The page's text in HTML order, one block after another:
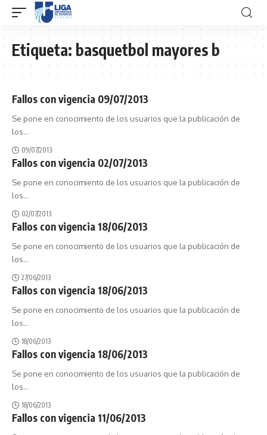
Etiqueta:basquetbol mayores b
Fallos con vigencia 09/07/2013
Se pone en conocimiento de los usuarios que la publicación de
los…
09/07/2013
Fallos con vigencia 02/07/2013
Se pone en conocimiento de los usuarios que la publicación de
los…
02/07/2013
Fallos con vigencia 18/06/2013
Se pone en conocimiento de los usuarios que la publicación de
los…
27/06/2013
Fallos con vigencia 18/06/2013
Se pone en conocimiento de los usuarios que la publicación de
los…
18/06/2013
Fallos con vigencia 18/06/2013
Se pone en conocimiento de los usuarios que la publicación de
los…
18/06/2013
Fallos con vigencia 11/06/2013